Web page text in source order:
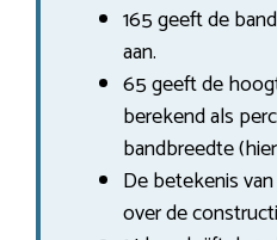
165 geeft de
aan.
65 geeft de
berekend als
bandbreedte
De betekenis
over de